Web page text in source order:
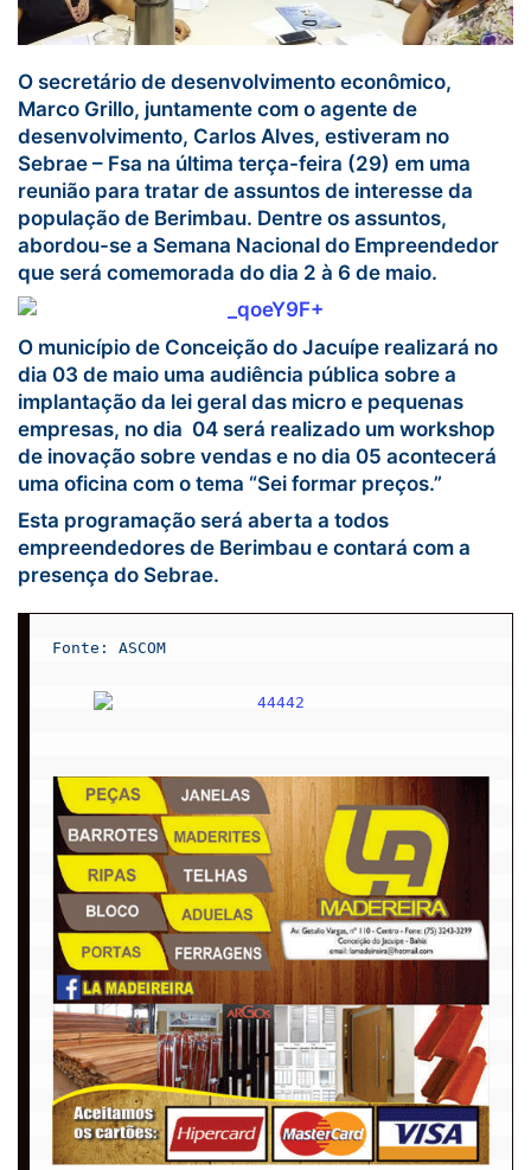
O secretário de desenvolvimento econômico,
Marco Grillo, juntamente com o agente de
desenvolvimento, Carlos Alves, estiveram no
Sebrae – Fsa na última terça-feira (29) em uma
reunião para tratar de assuntos de interesse da
população de Berimbau. Dentre os assuntos,
abordou-se a Semana Nacional do Empreendedor
que será comemorada do dia 2 à 6 de maio.
O município de Conceição do Jacuípe realizará no
dia 03 de maio uma audiência pública sobre a
implantação da lei geral das micro e pequenas
empresas, no dia 04 será realizado um workshop
de inovação sobre vendas e no dia 05 acontecerá
uma oficina com o tema “Sei formar preços.”
Esta programação será aberta a todos
empreendedores de Berimbau e contará com a
presença do Sebrae.
Fonte: ASCOM